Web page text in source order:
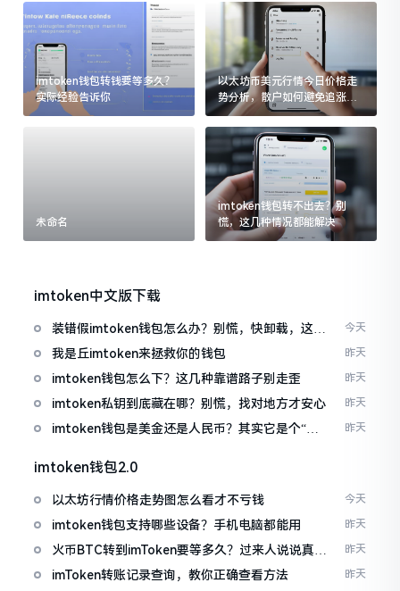
imtoken钱包转钱要等多久？
实际经验告诉你
以太坊币美元行情今日价格走
势分析，散户如何避免追涨杀
跌被套牢
未命名
imtoken钱包转不出去？别
慌，这几种情况都能解决
imtoken中文版下载
装错假imtoken钱包怎么办？别慌，快卸载，这几
招能救急
今天
我是丘imtoken来拯救你的钱包 昨天
imtoken钱包怎么下？这几种靠谱路子别走歪 昨天
imtoken私钥到底藏在哪？别慌，找对地方才安心 昨天
imtoken钱包是美金还是人民币？其实它是个“多
昨天
imtoken钱包2.0
以太坊行情价格走势图怎么看才不亏钱 今天
imtoken钱包支持哪些设备？手机电脑都能用 昨天
火币BTC转到imToken要等多久？过来人说说真实
情况
昨天
imToken转账记录查询，教你正确查看方法 昨天